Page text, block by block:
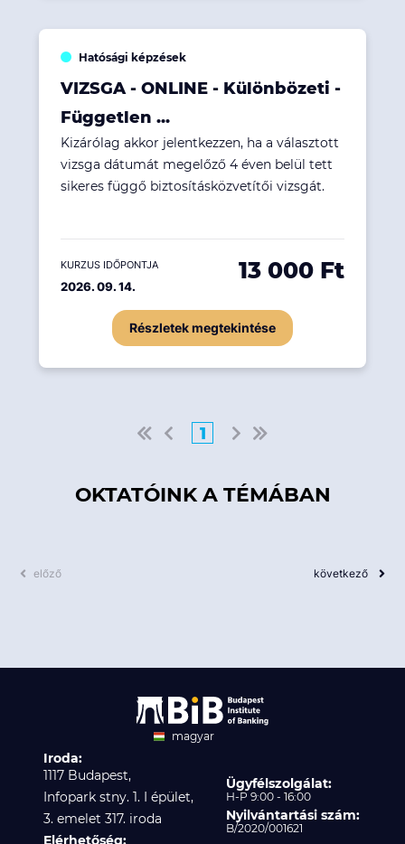
Hatósági képzések
VIZSGA - ONLINE - Különbözeti -
Független ...
Kizárólag akkor jelentkezzen, ha a választott
vizsga dátumát megelőző 4 éven belül tett
sikeres függő biztosításközvetítői vizsgát.
KURZUS IDŐPONTJA
2026. 09. 14.
13 000 Ft
Részletek megtekintése
1
OKTATÓINK A TÉMÁBAN
előző következő
magyar
Iroda:
1117 Budapest,
Infopark stny. 1. I épület,
3. emelet 317. iroda
Elérhetőség:
Ügyfélszolgálat:
H-P 9:00 - 16:00
Nyilvántartási szám:
B/2020/001621